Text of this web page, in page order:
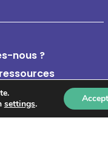
nous ?
acteurs
settings.